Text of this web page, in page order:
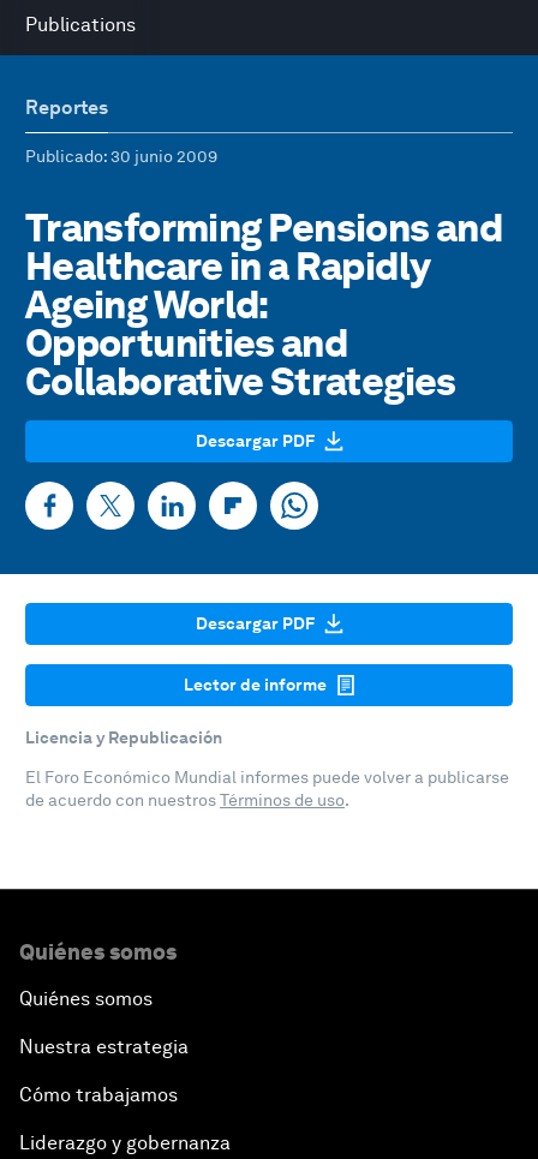
Publications
Reportes
Publicado: 30 junio 2009
Transforming Pensions and
Healthcare in a Rapidly
Ageing World:
Opportunities and
Collaborative Strategies
Descargar PDF
Descargar PDF
Lector de informe
Licencia y Republicación
El Foro Económico Mundial informes puede volver a publicarse
de acuerdo con nuestrosTérminos de uso.
Quiénes somos
Quiénes somos
Nuestra estrategia
Cómo trabajamos
Liderazgo y gobernanza